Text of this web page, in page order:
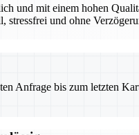
und mit einem hohen
und ohne
Anfrage bis zum letzten